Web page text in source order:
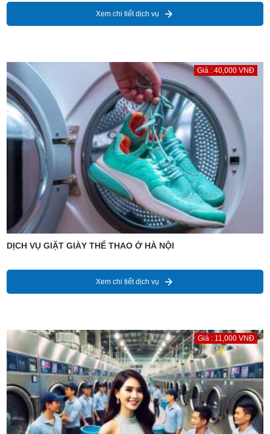
Xem chi tiết dịch vụ
Giá : 40,000 VNĐ
DỊCH VỤ GIẶT GIÀY THỂ THAO Ở HÀ NỘI
Xem chi tiết dịch vụ
Giá : 11,000 VNĐ